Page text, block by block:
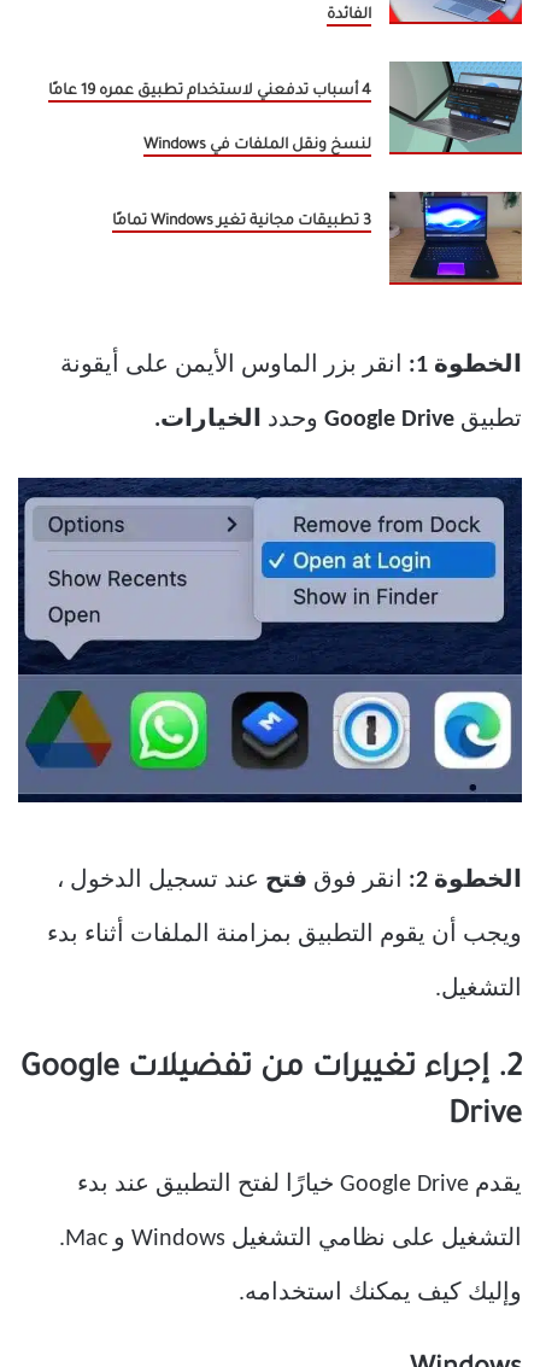
الفائدة
4 أسباب تدفعني لاستخدام تطبيق عمره 19 عامًا
لنسخ ونقل الملفات في Windows
3 تطبيقات مجانية تغير Windows تمامًا
الخطوة 1: انقر بزر الماوس الأيمن على أيقونة
تطبيق Google Drive وحدد الخيارات.
الخطوة 2: انقر فوق فتح عند تسجيل الدخول ،
ويجب أن يقوم التطبيق بمزامنة الملفات أثناء بدء
التشغيل.
2. إجراء تغييرات من تفضيلات Google
Drive
يقدم Google Drive خيارًا لفتح التطبيق عند بدء
التشغيل على نظامي التشغيل Windows و Mac.
وإليك كيف يمكنك استخدامه.